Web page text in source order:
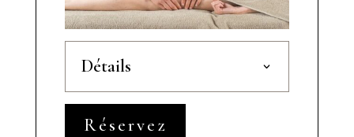
Détails
Réservez